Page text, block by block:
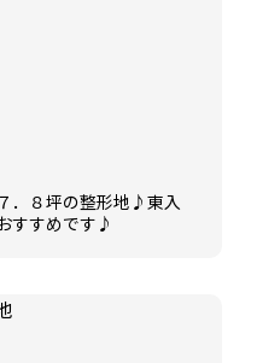
．８坪の整形地♪東入
すすめです♪